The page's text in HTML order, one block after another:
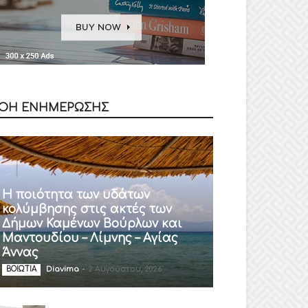
ΕΝΗΜΕΡΩΣΗΣ
Η ποιότητα των υδάτων
κολύμβησης στις ακτές των
Δήμων Καμένων Βούρλων και
Μαντουδίου – Λίμνης – Αγίας
Άννας
ΒΟΙΩΤΙΑ Diavima - 2 Αυγούστου, 2026